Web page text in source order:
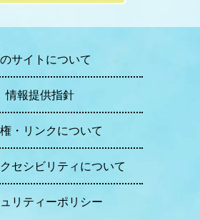
サイトについて
情報提供指針
・リンクについて
セシビリティについて
リティーポリシー